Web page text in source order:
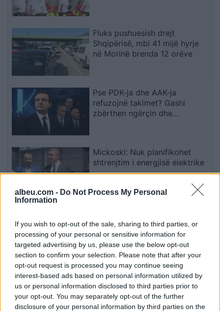
albeu.com - Do Not Process My Personal
Information
If you wish to opt-out of the sale, sharing to third parties, or
processing of your personal or sensitive information for
targeted advertising by us, please use the below opt-out
section to confirm your selection. Please note that after your
opt-out request is processed you may continue seeing
interest-based ads based on personal information utilized by
us or personal information disclosed to third parties prior to
your opt-out. You may separately opt-out of the further
disclosure of your personal information by third parties on the
Fluks pushuesish drejt
Shqipërisë, mbi 41 mijë hyrje
në Morinë brenda 12 orëve
Pse PDK-ja dhe AAK-ja
refuzojnë takimet? Gashi
zbërthen ngërçin dhe
Mickoski: Nuk planifikohet
shtrenjtim i energjisë elektrike
zbardhen detajet e konfliktit
dhe gjendet një thikë pranë
viktimës
Artan Grubi mund të lirohet
nga arresti shtëpiak pas 17
ditësh, nëse prokuroria nuk e
akuzon